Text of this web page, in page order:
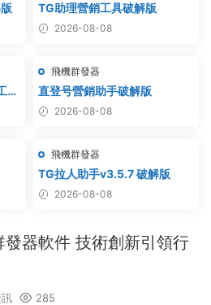
TG助理營銷工具破解版
2026-08-08
作
飛機群發器
直登号營銷助手破解版
2026-08-08
飛機群發器
TG拉人助手v3.5.7 破解版
2026-08-08
器軟件 技術創新引領行
285